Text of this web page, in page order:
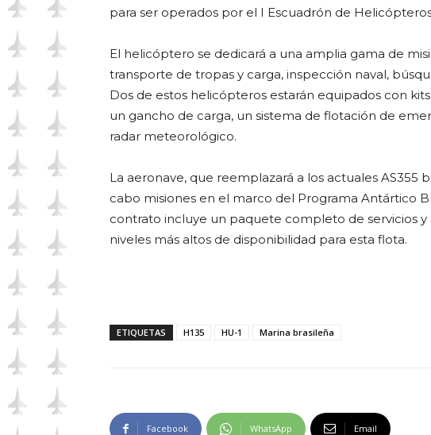
para ser operados por el I Escuadrón de
El helicóptero se dedicará a una amplia gama de
transporte de tropas y carga, inspección naval,
Dos de estos helicópteros estarán equipados con
un gancho de carga, un sistema de flotación de
radar meteorológico.
La aeronave, que reemplazará a los actuales AS355
cabo misiones en el marco del Programa Antártico
contrato incluye un paquete completo de servicios y
niveles más altos de disponibilidad para esta flota.
ETIQUETAS H135 HU-1 Marina brasileña
Facebook WhatsApp Email